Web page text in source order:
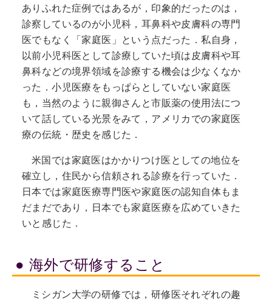
ありふれた症例ではあるが，印象的だったのは，
診察しているのが小児科，耳鼻科や皮膚科の専門
医でもなく「家庭医」という点だった．私自身，
以前小児科医として診療していた頃は皮膚科や耳
鼻科などの境界領域を診療する機会は少なくなか
った．小児医療をもっぱらとしていない家庭医
も，当然のように親御さんと市販薬の使用法につ
いて話している光景をみて，アメリカでの家庭医
療の伝統・歴史を感じた．
米国では家庭医はかかりつけ医としての地位を
確立し，住民から信頼される診療を行っていた．
日本では家庭医療専門医や家庭医の認知自体もま
だまだであり，日本でも家庭医療を広めていきた
いと感じた．
海外で研修すること
ミシガン大学の研修では，研修医それぞれの趣